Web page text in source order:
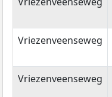
Vriezenveenseweg
Vriezenveenseweg